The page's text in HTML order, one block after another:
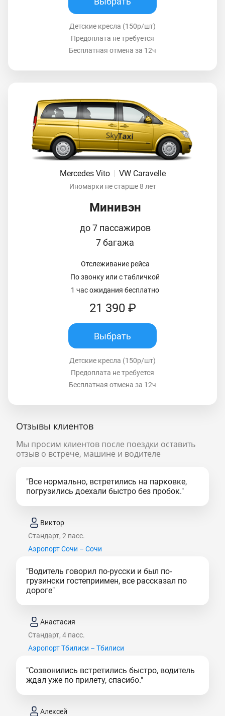
Детские кресла (150р/шт)
Предоплата не требуется
Бесплатная отмена за 12ч
Mercedes Vito VW Caravelle
Иномарки не старше 8 лет
Минивэн
до 7 пассажиров
7 багажа
Отслеживание рейса
По звонку или с табличкой
1 час ожидания бесплатно
21 390 ₽
Выбрать
Детские кресла (150р/шт)
Предоплата не требуется
Бесплатная отмена за 12ч
Отзывы клиентов
Мы просим клиентов после поездки оставить
отзыв о встрече, машине и водителе
"Все нормально, встретились на парковке,
погрузились доехали быстро без пробок."
Виктор
Стандарт, 2 пасс.
Аэропорт Сочи – Сочи
"Водитель говорил по-русски и был по-
грузински гостеприимен, все рассказал по
дороге"
Анастасия
Стандарт, 4 пасс.
Аэропорт Тбилиси – Тбилиси
"Созвонились встретились быстро, водитель
ждал уже по прилету, спасибо."
Алексей